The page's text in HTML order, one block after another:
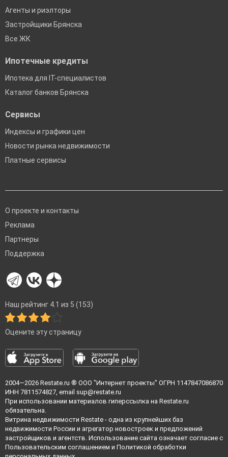
Агенты и риэлторы
Застройщики Брянска
Все ЖК
Ипотечные кредиты
Ипотека для IT-специалистов
Каталог банков Брянска
Сервисы
Индексы и графики цен
Новости рынка недвижимости
Платные сервисы
О проекте и контакты
Реклама
Партнеры
Поддержка
Наш рейтинг 4.1 из 5 (153)
Оцените эту страницу
2004—2026 Restate.ru ® ООО "Интернет проекты" ОГРН 1147847086870
ИНН 7811574827, email sup@restate.ru
При использовании материалов гиперссылка на Restate.ru
обязательна.
Витрина недвижимости Restate - одна из крупнейших баз
недвижимости России и агрегатор новостроек и предложений
застройщиков и агентств. Использование сайта означает согласие с
Пользовательским соглашением и Политикой обработки